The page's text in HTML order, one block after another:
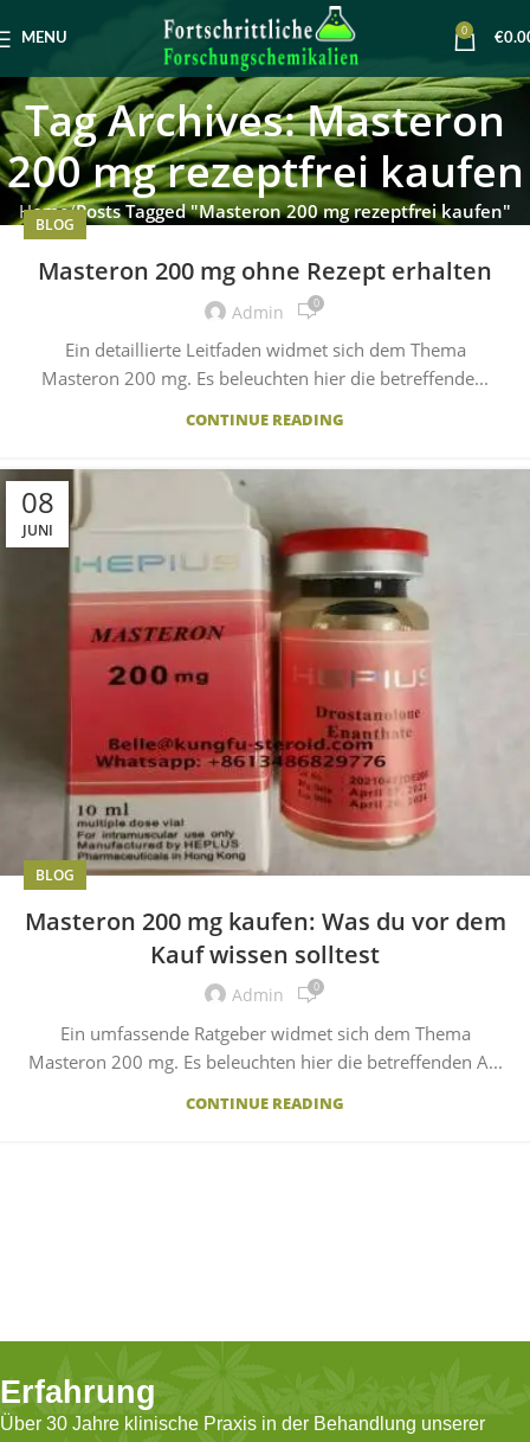
MENU
0
€
Tag Archives: Masteron
200 mg rezeptfrei kaufen
Home Posts Tagged "Masteron 200 mg rezeptfrei kaufen"
BLOG
Masteron 200 mg ohne Rezept erhalten
Admin 0
Ein detaillierte Leitfaden widmet sich dem Thema
Masteron 200 mg. Es beleuchten hier die betreffende...
CONTINUE READING
08
JUNI
BLOG
Masteron 200 mg kaufen: Was du vor dem
Kauf wissen solltest
Admin 0
Ein umfassende Ratgeber widmet sich dem Thema
Masteron 200 mg. Es beleuchten hier die betreffenden A...
CONTINUE READING
Erfahrung
Über 30 Jahre klinische Praxis in der Behandlung unserer